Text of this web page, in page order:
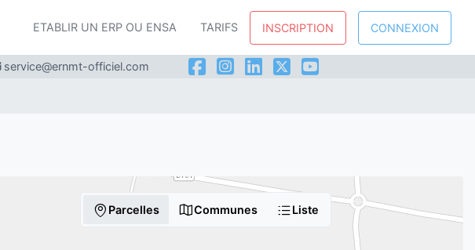
ETABLIR UN ERP OU ENSA TARIFS INSCRIPTION CONNEXION
service@ernmt-officiel.com
Parcelles Communes Liste